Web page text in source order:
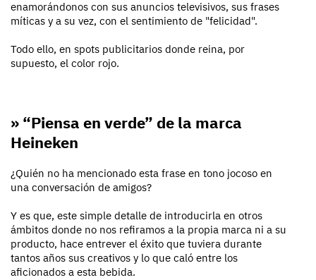
enamorándonos con sus anuncios televisivos, sus frases
míticas y a su vez, con el sentimiento de "felicidad".
Todo ello, en spots publicitarios donde reina, por
supuesto, el color rojo.
» “Piensa en verde” de la marca
Heineken
¿Quién no ha mencionado esta frase en tono jocoso en
una conversación de amigos?
Y es que, este simple detalle de introducirla en otros
ámbitos donde no nos refiramos a la propia marca ni a su
producto, hace entrever el éxito que tuviera durante
tantos años sus creativos y lo que caló entre los
aficionados a esta bebida.